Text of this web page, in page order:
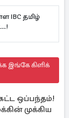
IBC தமிழ்
இங்கே கிளிக்
ஒப்பந்தம்!
முக்கிய